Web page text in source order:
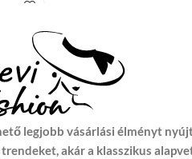
legjobb vásárlási élményt
akár a klasszikus